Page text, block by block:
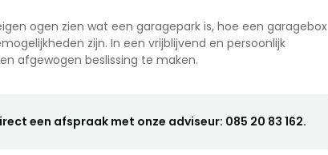
ogen zien wat een garagepark is, hoe een garagebox
zijn. In een vrijblijvend en persoonlijk
afgewogen beslissing te maken.
een afspraak met onze adviseur: 085 20 83 162.